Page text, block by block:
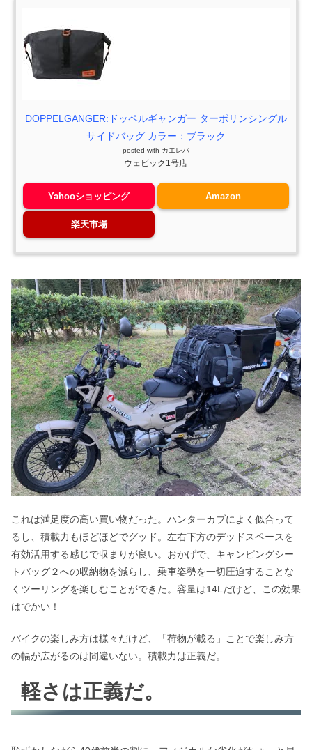
DOPPELGANGER:ドッペルギャンガー ターポリンシングル
サイドバッグ カラー：ブラック
posted with カエレバ
ウェビック1号店
Yahooショッピング Amazon
楽天市場
これは満足度の高い買い物だった。ハンターカブによく似合って
るし、積載力もほどほどでグッド。左右下方のデッドスペースを
有効活用する感じで収まりが良い。おかげで、キャンピングシー
トバッグ２への収納物を減らし、乗車姿勢を一切圧迫することな
くツーリングを楽しむことができた。容量は14Lだけど、この効果
はでかい！
バイクの楽しみ方は様々だけど、「荷物が載る」ことで楽しみ方
の幅が広がるのは間違いない。積載力は正義だ。
軽さは正義だ。